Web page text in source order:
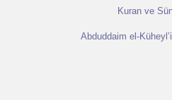
Kuran ve
Abduddaim el-